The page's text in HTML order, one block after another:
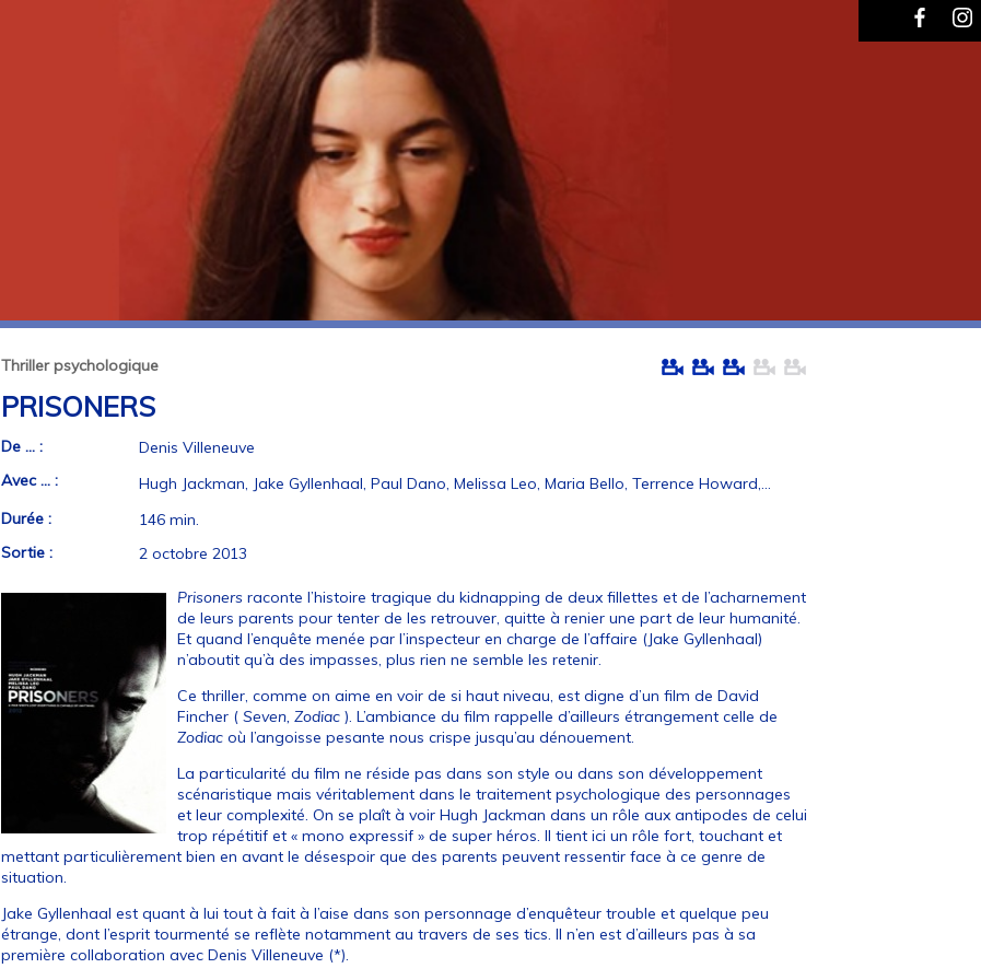
Thriller psychologique
PRISONERS
De ... :
Denis Villeneuve
Avec ... :
Hugh Jackman, Jake Gyllenhaal, Paul Dano, Melissa Leo, Maria Bello, Terrence Howard,…
Durée :
146 min.
Sortie :
2 octobre 2013
Prisonersraconte l’histoire tragique du kidnapping de deux fillettes et de l’acharnement
de leurs parents pour tenter de les retrouver, quitte à renier une part de leur humanité.
Et quand l’enquête menée par l’inspecteur en charge de l’affaire (Jake Gyllenhaal)
n’aboutit qu’à des impasses, plus rien ne semble les retenir.
Ce thriller, comme on aime en voir de si haut niveau, est digne d’un film de David
Fincher (Seven, Zodiac ). L’ambiance du film rappelle d’ailleurs étrangement celle de
Zodiacoù l’angoisse pesante nous crispe jusqu’au dénouement.
La particularité du film ne réside pas dans son style ou dans son développement
scénaristique mais véritablement dans le traitement psychologique des personnages
et leur complexité. On se plaît à voir Hugh Jackman dans un rôle aux antipodes de celui
trop répétitif et « mono expressif » de super héros. Il tient ici un rôle fort, touchant et
mettant particulièrement bien en avant le désespoir que des parents peuvent ressentir face à ce genre de
situation.
Jake Gyllenhaal est quant à lui tout à fait à l’aise dans son personnage d’enquêteur trouble et quelque peu
étrange, dont l’esprit tourmenté se reflète notamment au travers de ses tics. Il n’en est d’ailleurs pas à sa
première collaboration avec Denis Villeneuve (*).